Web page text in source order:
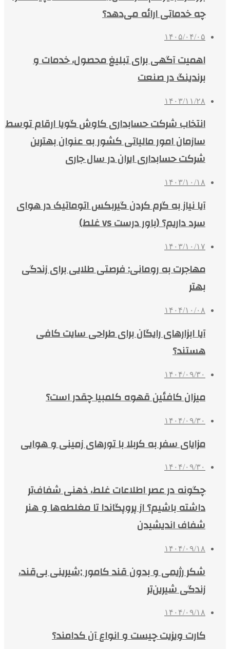
چه خدماتی ارائه می‌دهد؟
۱۴۰۵/۰۴/۰۵
اهمیت آگهی برای تبلیغ محصول، خدمات و
برندینگ در صنعت
۱۴۰۳/۱۱/۲۸
انتخاب شرکت حسابداری کاوش گویا ارقام توسط
سازمان امور مالیاتی کشور به عنوان بهترین
شرکت حسابداری ایران در سال جاری
۱۴۰۳/۱۰/۱۸
آیا نیاز به گرم کردن گیربکس اتوماتیک در هوای
سرد داریم؟ (باور درست vs غلط)
۱۴۰۳/۱۰/۱۷
مهاجرت به رومانی: فرصتی طلایی برای زندگی
بهتر
۱۴۰۴/۱۰/۰۸
آیا ابزارهای رایگان برای طراحی سایت کافی
هستند؟
۱۴۰۴/۰۹/۳۰
میزان کافئین قهوه کلمبیا چقدر است؟
۱۴۰۴/۰۹/۳۰
مزایای سفر به کربلا با تورهای زمینی و هوایی
۱۴۰۴/۰۹/۳۰
چگونه در عصر اطلاعات غلط، ذهنی شفاف‌تر
داشته باشیم؟ از پروپگاندا تا مغلطه‌ها و هنر
شفاف اندیشیدن
۱۴۰۴/۰۹/۱۸
شکر رژیمی و بدون قند کامور ;شیرینی بی‌قند،
زندگی شیرین‌تر
۱۴۰۴/۰۹/۱۸
کارت ویزیت چیست و انواع آن کدامند؟